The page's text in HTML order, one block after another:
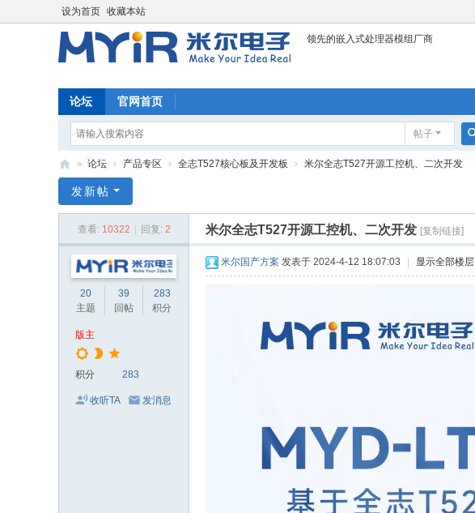
设为首页 收藏本站
领先的嵌入式处理器模组厂商
论坛 官网首页
帖子
尔
» 论坛 › 产品专区 › 全志T527核心板及开发板 › 米尔全志T527开源工控机、二次开发
发新帖
查看: 10322 回复: 2 米尔全志T527开源工控机、二次开发 [复制链接]
20
主题
39
回帖
283
积分
版主
积分 283
收听TA 发消息
米尔国产方案 发表于 2024-4-12 18:07:03 显示全部楼层